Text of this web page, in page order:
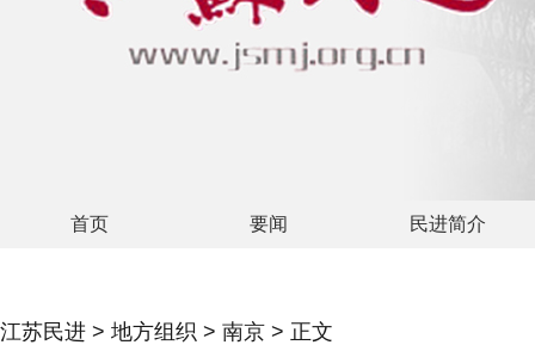
首页 要闻 民进简介
江苏民进 > 地方组织 > 南京 > 正文